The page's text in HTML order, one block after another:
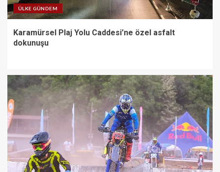
ÜLKE GÜNDEM
Karamürsel Plaj Yolu Caddesi’ne özel asfalt
dokunuşu